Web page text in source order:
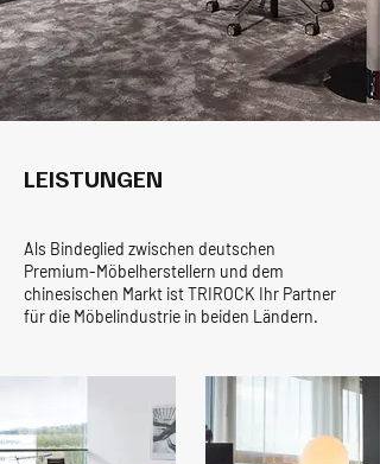
LEISTUNGEN
Als Bindeglied zwischen deutschen
Premium-Möbelherstellern und dem
chinesischen Markt ist TRIROCK Ihr Partner
für die Möbelindustrie in beiden Ländern.